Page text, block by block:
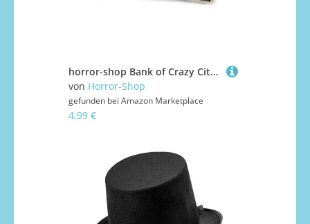
horror-shop Bank of Crazy City 100 Dollar Spielgeld Scheine für Superhelden
von Horror-Shop
gefunden bei Amazon Marketplace
4,99 €